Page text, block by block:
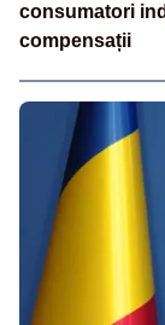
consumatori
compensații